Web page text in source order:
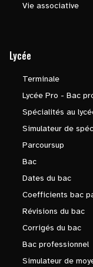
Vie associative
Lycée
Terminale
Lycée Pro - Bac
Spécialités au
Simulateur de
Parcoursup
Bac
Dates du bac
Coefficients bac
Révisions du bac
Corrigés du bac
Bac professionnel
Simulateur de